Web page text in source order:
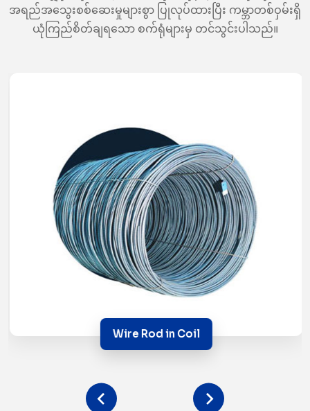
အရည်အသွေးစစ်ဆေးမှုများစွာ ပြုလုပ်ထားပြီး ကမ္ဘာတစ်ဝှမ်းရှိ
ယုံကြည်စိတ်ချရသော စက်ရုံများမှ တင်သွင်းပါသည်။
Wire Rod in Coil